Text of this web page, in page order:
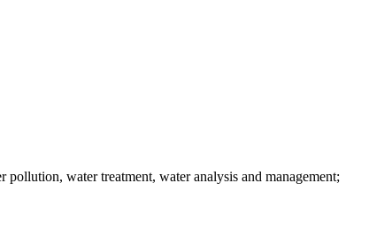
water treatment, water analysis and management;